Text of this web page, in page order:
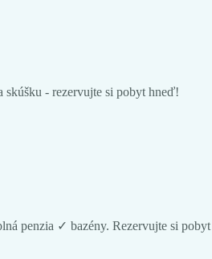
- rezervujte si pobyt hneď!
penzia ✓ bazény. Rezervujte si